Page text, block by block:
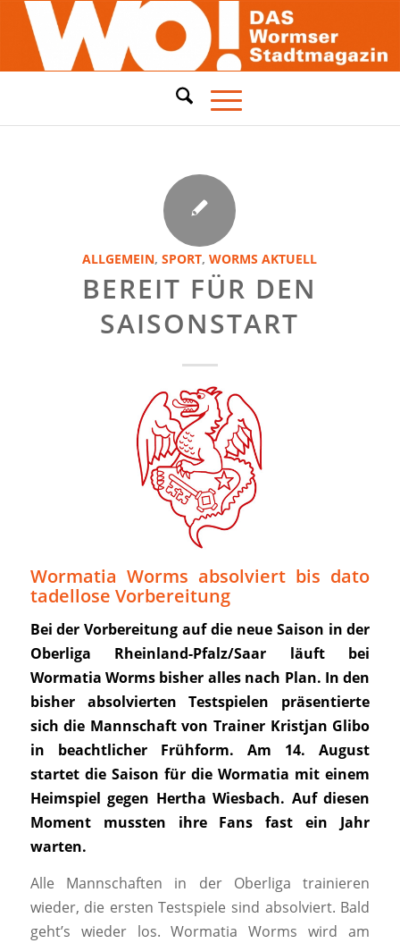
ALLGEMEIN,SPORT,WORMS AKTUELL
BEREIT FÜR DEN
SAISONSTART
Wormatia Worms absolviert bis dato
tadellose Vorbereitung
Bei der Vorbereitung auf die neue Saison in der
Oberliga Rheinland-Pfalz/Saar läuft bei
Wormatia Worms bisher alles nach Plan. In den
bisher absolvierten Testspielen präsentierte
sich die Mannschaft von Trainer Kristjan Glibo
in beachtlicher Frühform. Am 14. August
startet die Saison für die Wormatia mit einem
Heimspiel gegen Hertha Wiesbach. Auf diesen
Moment mussten ihre Fans fast ein Jahr
warten.
Alle Mannschaften in der Oberliga trainieren
wieder, die ersten Testspiele sind absolviert. Bald
geht’s wieder los. Wormatia Worms wird am